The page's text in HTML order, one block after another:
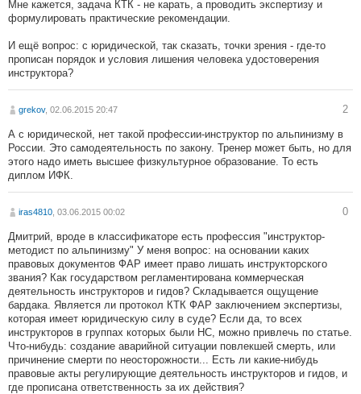
Мне кажется, задача КТК - не карать, а проводить экспертизу и
формулировать практические рекомендации.
И ещё вопрос: с юридической, так сказать, точки зрения - где-то
прописан порядок и условия лишения человека удостоверения
инструктора?
grekov, 02.06.2015 20:47 2
А с юридической, нет такой профессии-инструктор по альпинизму в
России. Это самодеятельность по закону. Тренер может быть, но для
этого надо иметь высшее физкультурное образование. То есть
диплом ИФК.
iras4810 , 03.06.2015 00:02 0
Дмитрий, вроде в классификаторе есть профессия "инструктор-
методист по альпинизму" У меня вопрос: на основании каких
правовых документов ФАР имеет право лишать инструкторского
звания? Как государством регламентирована коммерческая
деятельность инструкторов и гидов? Складывается ощущение
бардака. Является ли протокол КТК ФАР заключением экспертизы,
которая имеет юридическую силу в суде? Если да, то всех
инструкторов в группах которых были НС, можно привлечь по статье.
Что-нибудь: создание аварийной ситуации повлекшей смерть, или
причинение смерти по неосторожности... Есть ли какие-нибудь
правовые акты регулирующие деятельность инструкторов и гидов, и
где прописана ответственность за их действия?